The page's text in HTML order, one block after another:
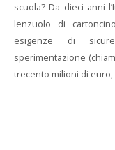
scuola? Da dieci anni
lenzuolo di
esigenze di
sperimentazione
trecento milioni di euro,